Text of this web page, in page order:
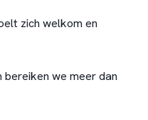
zich welkom en
bereiken we meer dan